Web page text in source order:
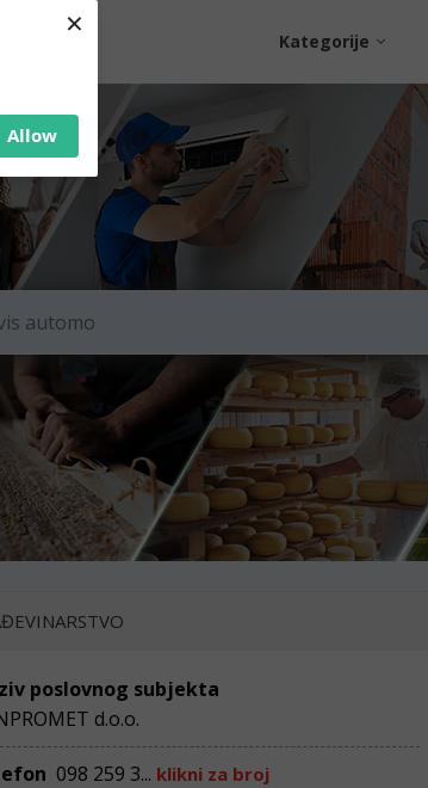
Allow
× Kategorije
poslovnog subjekta
d.o.o.
098 259 3... klikni za broj